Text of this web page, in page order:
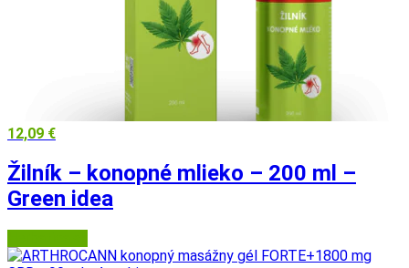
12,09 €
Žilník – konopné mlieko – 200 ml –
Green idea